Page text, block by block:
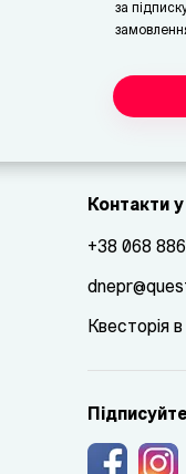
за
Контакти
+38 068
Квесторія